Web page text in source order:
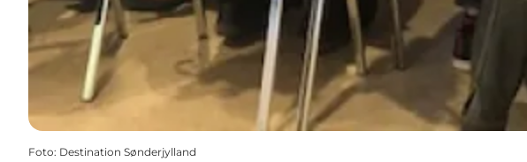
Foto: Destination Sønderjylland